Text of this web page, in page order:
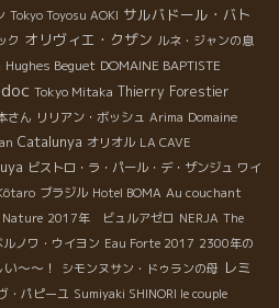
Tokyo Toyosu AOKI サルバドール・バト
ク オリヴィエ・クザン ルネ・ジャンの息
Hughes Beguet DOMAINE BAPTISTE
Tokyo Mitaka Thierry Forestier
さん リリアン・ボッシュ Arima Domaine
Catalunya オリオル LA CAVE
ビストロ・ラ・パール・デ・ザンジュ ワイ
ブラジル Hotel BOMA Au couchant
Nature 2017年 ビュルアゼロ NERJA The
ルノワ・ウイヨン Eau Forte 2017 2300年の
～～！ シモンヌサン・ドゥランの母 レミ
・パピーユ Sumiyaki SHINORI le couple